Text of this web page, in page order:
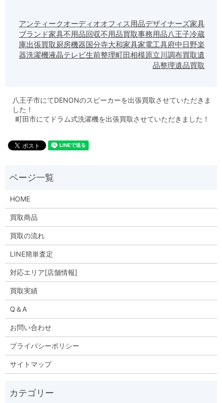
アンティークオーディオオフィス用品デザイナーズ家具
ブランド家具不用品回収不用品買取事務用品八王子冷蔵
庫出張買取厨房機器国分寺大和家具家電工具府中 日野楽
器洗濯機液晶テレビ生前整理町田相模原立川調布買取遺
品整理遺品買取
八王子市にてDENONのスピーカーを出張買取させていただきま
した！
町田市にてドラム式洗濯機を出張買取させていただきました！
HOME
買取商品
買取の流れ
LINE簡単査定
対応エリア[店舗情報]
買取実績
Q＆A
お問い合わせ
プライバシーポリシー
サイトマップ